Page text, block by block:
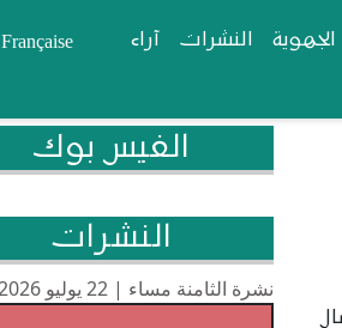
النشرات آراء Française
الفيس بوك
النشرات
نشرة الثامنة مساء | 22 يوليو 2026